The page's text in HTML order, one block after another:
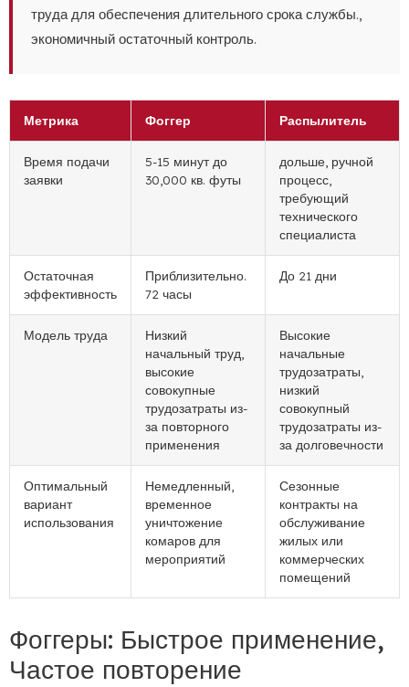
труда для обеспечения длительного срока службы.,
экономичный остаточный контроль.
Метрика Фоггер Распылитель
Время подачи
заявки
5-15 минут до
30,000 кв. футы
дольше, ручной
процесс,
требующий
технического
специалиста
Остаточная
эффективность
Приблизительно.
72 часы
До 21 дни
Модель труда
Низкий
начальный труд,
высокие
совокупные
трудозатраты из-
за повторного
применения
Высокие
начальные
трудозатраты,
низкий
совокупный
трудозатраты из-
за долговечности
Оптимальный
вариант
использования
Немедленный,
временное
уничтожение
комаров для
мероприятий
Сезонные
контракты на
обслуживание
жилых или
коммерческих
помещений
Фоггеры: Быстрое применение,
Частое повторение